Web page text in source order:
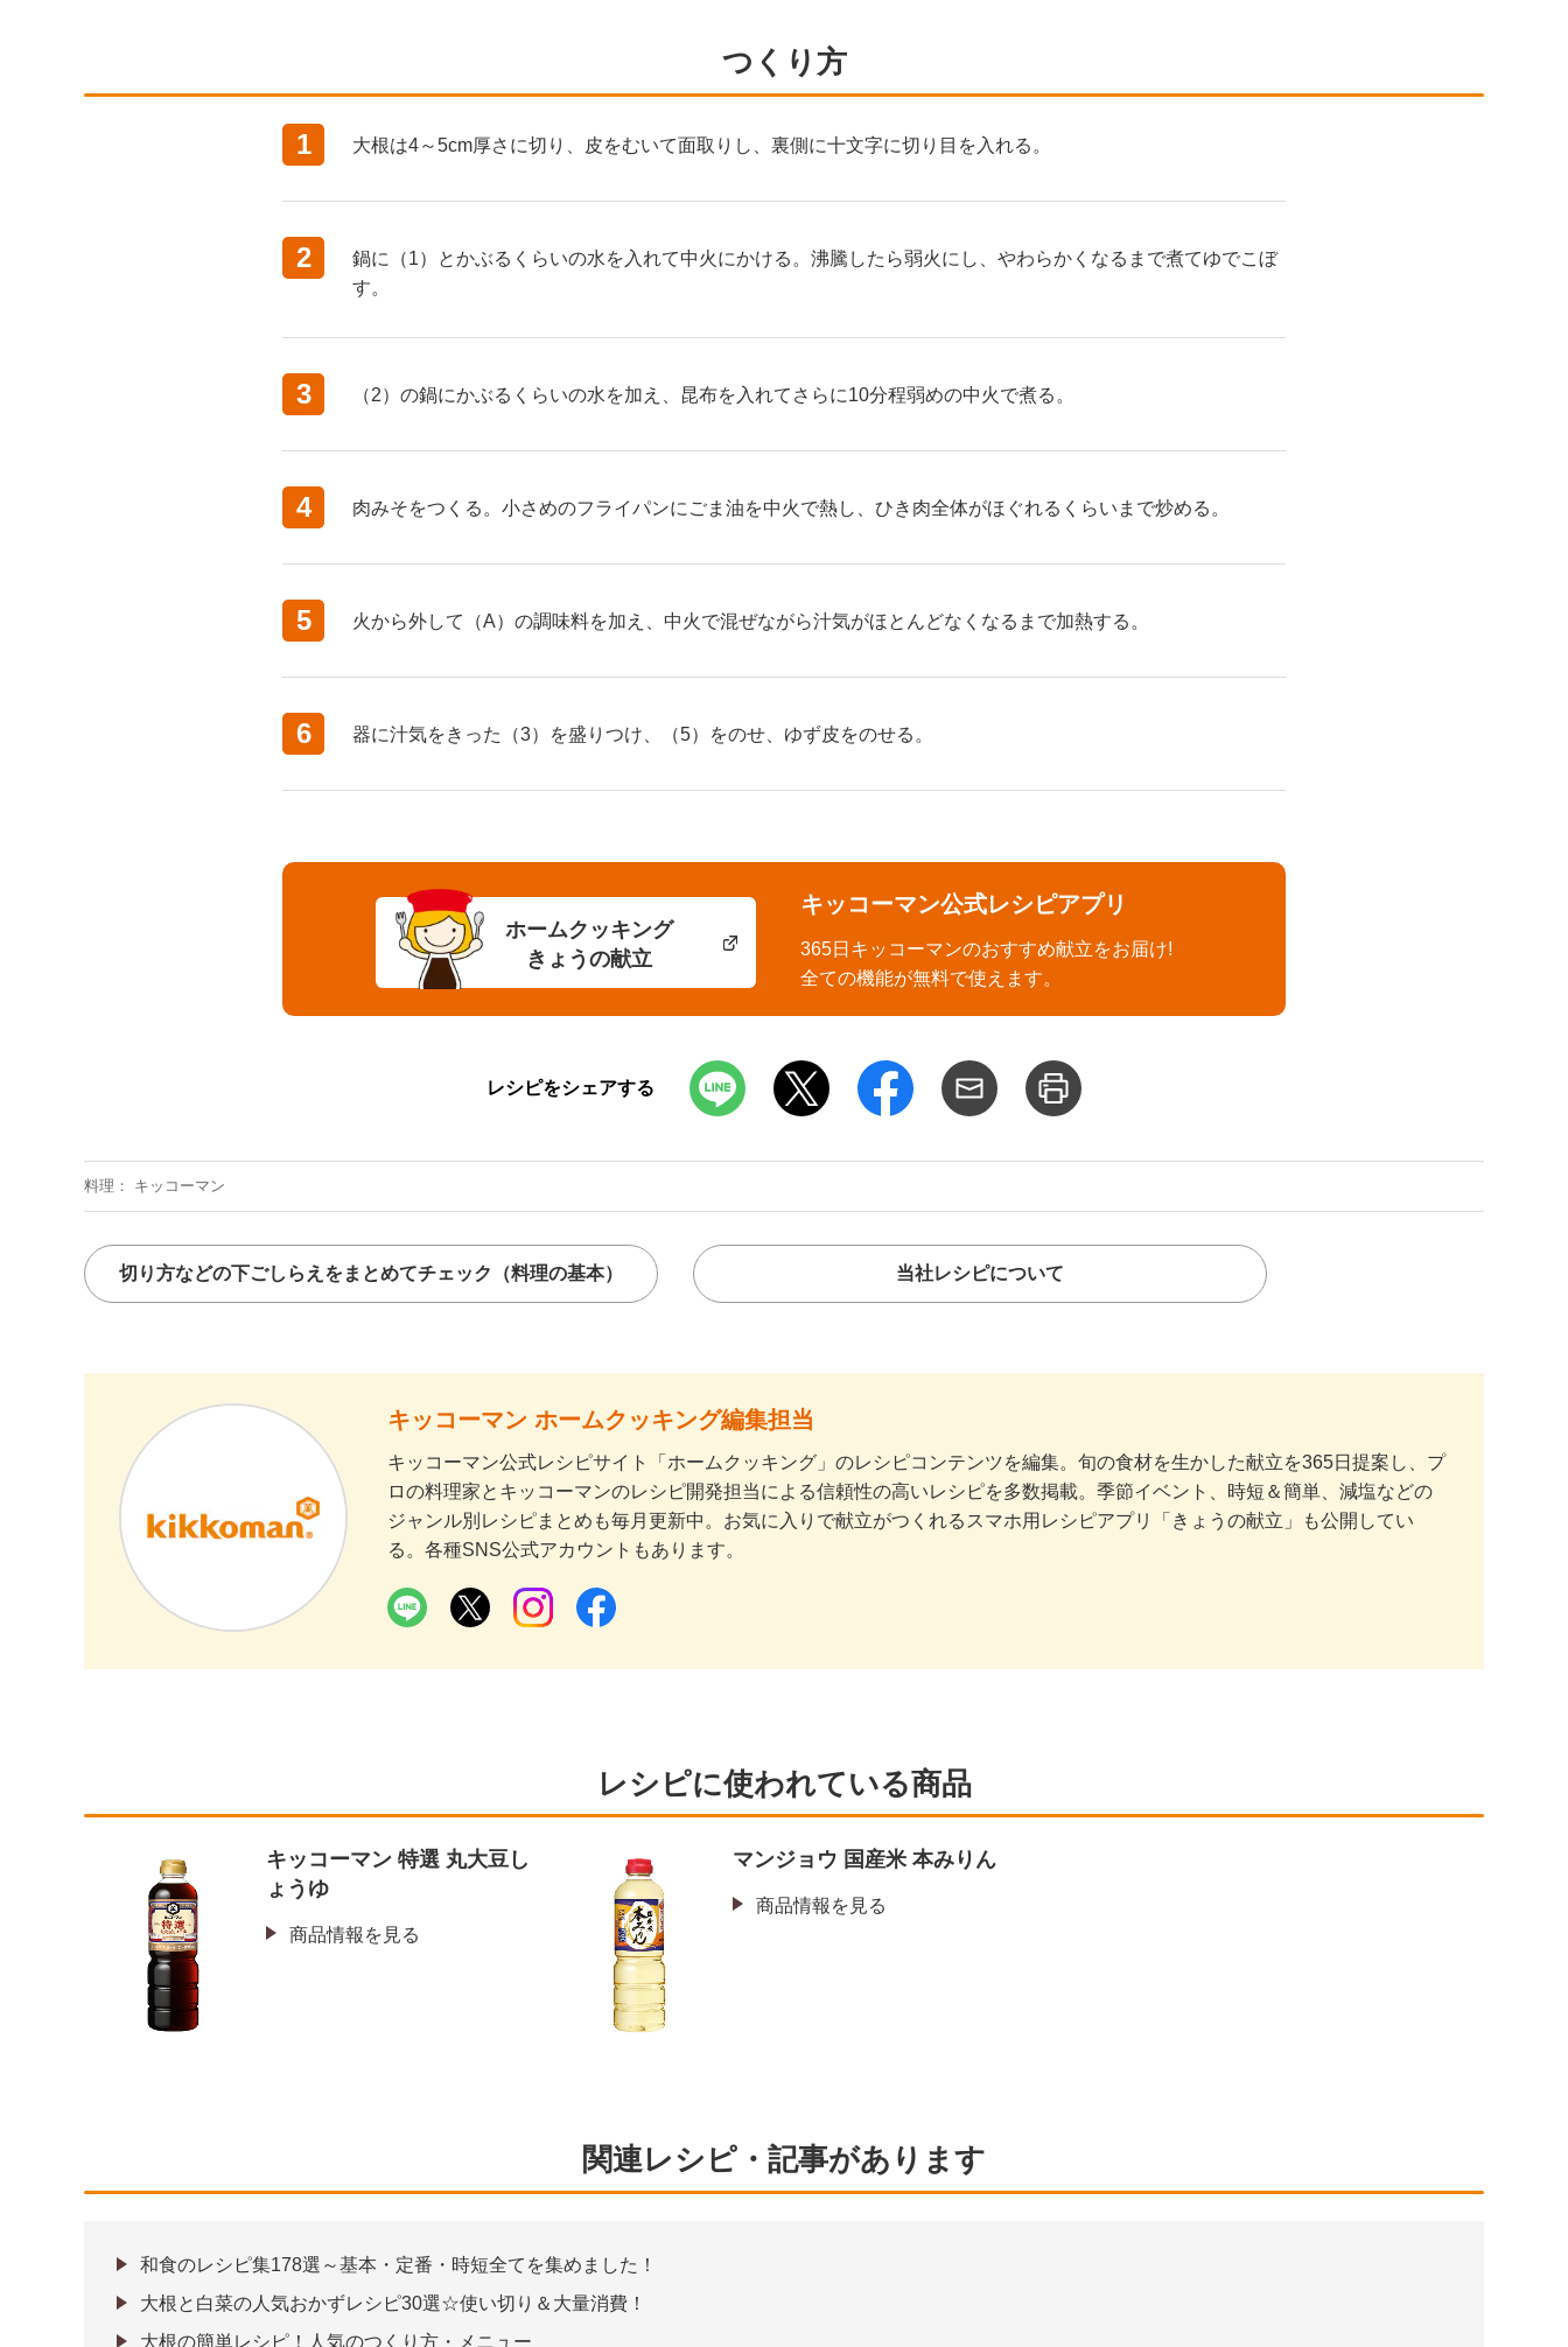
つくり方
1 大根は4～5cm厚さに切り、皮をむいて面取りし、裏側に十文字に切り目を入れる。
2
鍋に（1）とかぶるくらいの水を入れて中火にかける。沸騰したら弱火にし、やわらかくなるまで煮てゆでこぼ
す。
3 （2）の鍋にかぶるくらいの水を加え、昆布を入れてさらに10分程弱めの中火で煮る。
4 肉みそをつくる。小さめのフライパンにごま油を中火で熱し、ひき肉全体がほぐれるくらいまで炒める。
5 火から外して（A）の調味料を加え、中火で混ぜながら汁気がほとんどなくなるまで加熱する。
6 器に汁気をきった（3）を盛りつけ、（5）をのせ、ゆず皮をのせる。
ホームクッキング
きょうの献立
キッコーマン公式レシピアプリ
365日キッコーマンのおすすめ献立をお届け!
全ての機能が無料で使えます。
レシピをシェアする
料理 キッコーマン
切り方などの下ごしらえをまとめてチェック （料理の基本） 当社レシピについて
キッコーマン ホームクッキング編集担当
キッコーマン公式レシピサイト「ホームクッキング」のレシピコンテンツを編集。旬の食材を生かした献立を365日提案し、プ
ロの料理家とキッコーマンのレシピ開発担当による信頼性の高いレシピを多数掲載。季節イベント、時短＆簡単、減塩などの
ジャンル別レシピまとめも毎月更新中。お気に入りで献立がつくれるスマホ用レシピアプリ「きょうの献立」も公開してい
る。各種SNS公式アカウントもあります。
レシピに使われている商品
キッコーマン 特選 丸大豆し
ょうゆ
商品情報を見る
マンジョウ 国産米 本みりん
商品情報を見る
関連レシピ・記事があります
和食のレシピ集178選～基本・定番・時短全てを集めました！
大根と白菜の人気おかずレシピ30選☆使い切り＆大量消費！
大根の簡単レシピ！人気のつくり方・メニュー